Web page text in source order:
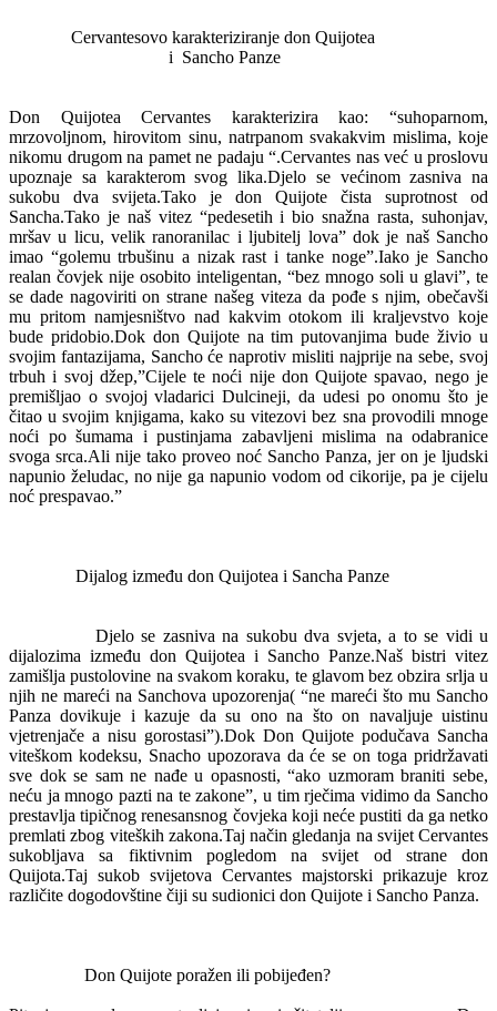
Cervantesovo karakteriziranje don Quijotea
i Sancho Panze
Don Quijotea Cervantes karakterizira kao: “suhoparnom,
mrzovoljnom, hirovitom sinu, natrpanom svakakvim mislima, koje
nikomu drugom na pamet ne padaju “.Cervantes nas već u proslovu
upoznaje sa karakterom svog lika.Djelo se većinom zasniva na
sukobu dva svijeta.Tako je don Quijote čista suprotnost od
Sancha.Tako je naš vitez “pedesetih i bio snažna rasta, suhonjav,
mršav u licu, velik ranoranilac i ljubitelj lova” dok je naš Sancho
imao “golemu trbušinu a nizak rast i tanke noge”.Iako je Sancho
realan čovjek nije osobito inteligentan, “bez mnogo soli u glavi”, te
se dade nagoviriti on strane našeg viteza da pođe s njim, obečavši
mu pritom namjesništvo nad kakvim otokom ili kraljevstvo koje
bude pridobio.Dok don Quijote na tim putovanjima bude živio u
svojim fantazijama, Sancho će naprotiv misliti najprije na sebe, svoj
trbuh i svoj džep,”Cijele te noći nije don Quijote spavao, nego je
premišljao o svojoj vladarici Dulcineji, da udesi po onomu što je
čitao u svojim knjigama, kako su vitezovi bez sna provodili mnoge
noći po šumama i pustinjama zabavljeni mislima na odabranice
svoga srca.Ali nije tako proveo noć Sancho Panza, jer on je ljudski
napunio želudac, no nije ga napunio vodom od cikorije, pa je cijelu
noć prespavao.”
Dijalog između don Quijotea i Sancha Panze
Djelo se zasniva na sukobu dva svjeta, a to se vidi u
dijalozima između don Quijotea i Sancho Panze.Naš bistri vitez
zamišlja pustolovine na svakom koraku, te glavom bez obzira srlja u
njih ne mareći na Sanchova upozorenja( “ne mareći što mu Sancho
Panza dovikuje i kazuje da su ono na što on navaljuje uistinu
vjetrenjače a nisu gorostasi”).Dok Don Quijote podučava Sancha
viteškom kodeksu, Snacho upozorava da će se on toga pridržavati
sve dok se sam ne nađe u opasnosti, “ako uzmoram braniti sebe,
neću ja mnogo pazti na te zakone”, u tim rječima vidimo da Sancho
prestavlja tipičnog renesansnog čovjeka koji neće pustiti da ga netko
premlati zbog viteških zakona.Taj način gledanja na svijet Cervantes
sukobljava sa fiktivnim pogledom na svijet od strane don
Quijota.Taj sukob svijetova Cervantes majstorski prikazuje kroz
različite dogodovštine čiji su sudionici don Quijote i Sancho Panza.
Don Quijote poražen ili pobijeđen?